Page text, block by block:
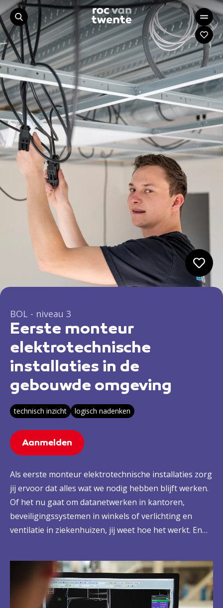
BOL - niveau 3
Eerste monteur
elektrotechnische
installaties in de
gebouwde omgeving
technisch inzicht logisch nadenken
Aanmelden
Als eerste monteur elektrotechnische installaties zorg
jij ervoor dat alles wat we nodig hebben blijft werken.
Of het nu gaat om datanetwerken in kantoren,
beveiligingssystemen in winkels of verlichting en
ventilatie in ziekenhuizen, jij weet hoe het werkt. En
Zelfstandig, maar ook met je team. Zo ben jij enorm
belangrijk voor een heleboel mensen en heb je
bovendien heel afwisselend werk.